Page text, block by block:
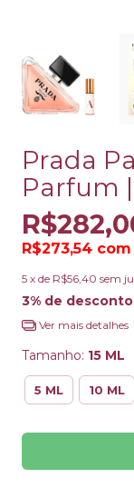
Prada
Parfum
R$273,54 com
5 x de R$56,40 sem
3% de desconto
Ver mais detalhes
Tamanho: 15 ML
5 ML 10 ML